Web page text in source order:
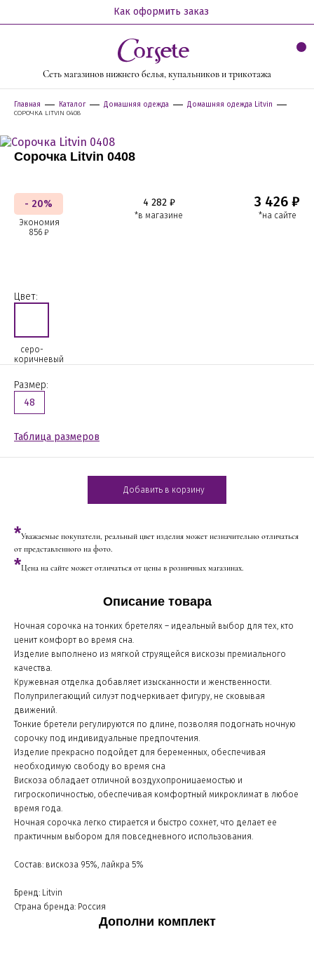
Как оформить заказ
Сеть магазинов нижнего белья, купальников и трикотажа
Главная Каталог Домашняя одежда
Домашняя одежда Litvin
СОРОЧКА LITVIN 0408
Сорочка Litvin 0408
Цвет:
серо-
коричневый
Размер:
48
Таблица размеров
- 20%
Экономия
856 ₽
4 282 ₽
*в магазине
3 426 ₽
*на сайте
Добавить в корзину
*Уважаемые покупатели, реальный цвет изделия может незначительно отличаться
от представленного на фото.
*Цена на сайте может отличаться от цены в розничных магазинах.
Описание товара
Ночная сорочка на тонких бретелях – идеальный выбор для тех, кто
ценит комфорт во время сна.
Изделие выполнено из мягкой струящейся вискозы премиального
качества.
Кружевная отделка добавляет изысканности и женственности.
Полуприлегающий силуэт подчеркивает фигуру, не сковывая
движений.
Тонкие бретели регулируются по длине, позволяя подогнать ночную
сорочку под индивидуальные предпочтения.
Изделие прекрасно подойдет для беременных, обеспечивая
необходимую свободу во время сна
Вискоза обладает отличной воздухопроницаемостью и
гигроскопичностью, обеспечивая комфортный микроклимат в любое
время года.
Ночная сорочка легко стирается и быстро сохнет, что делает ее
практичным выбором для повседневного использования.
Состав: вискоза 95%, лайкра 5%
Бренд: Litvin
Страна бренда: Россия
Дополни комплект